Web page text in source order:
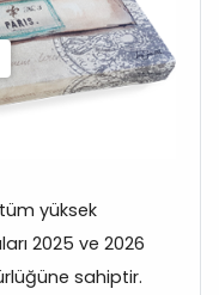
yüksek
2025 ve 2026
sahiptir.